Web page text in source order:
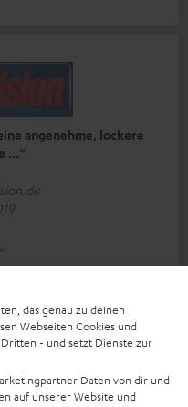
angenehme, lockere
…“
Heimkino-Budget
das genau zu deinen
Webseiten Cookies und
- und setzt Dienste zur
Daten von dir und
auf unserer Website und